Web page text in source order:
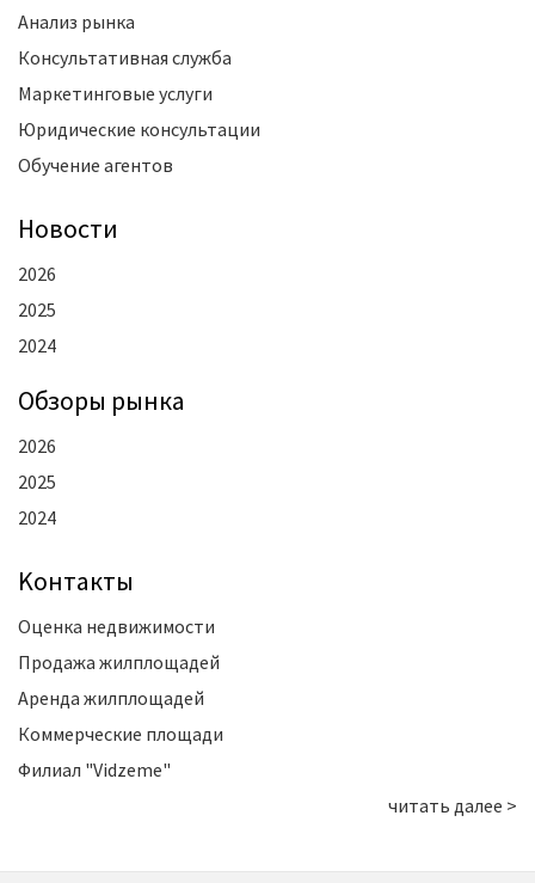
Анализ рынка
Консультативная служба
Маркетинговые услуги
Юридические консультации
Обучение агентов
Новости
2026
2025
2024
Oбзоры рынка
2026
2025
2024
Kонтакты
Оценка недвижимости
Продажа жилплощадей
Аренда жилплощадей
Коммерческие площади
Филиал "Vidzeme"
читать далее >